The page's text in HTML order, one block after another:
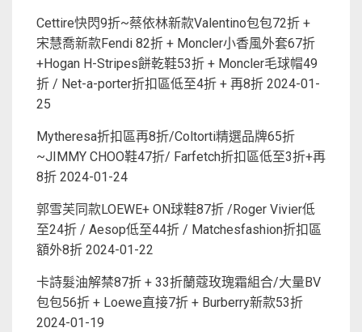
Cettire快閃9折~蔡依林新款Valentino包包72折 +
宋慧喬新款Fendi 82折 + Moncler小香風外套67折
+Hogan H-Stripes餅乾鞋53折 + Moncler毛球帽49
折 / Net-a-porter折扣區低至4折 + 再8折 2024-01-
25
Mytheresa折扣區再8折/Coltorti精選品牌65折
~JIMMY CHOO鞋47折/ Farfetch折扣區低至3折+再
8折 2024-01-24
郭雪芙同款LOEWE+ ON球鞋87折 /Roger Vivier低
至24折 / Aesop低至44折 / Matchesfashion折扣區
額外8折 2024-01-22
卡詩髮油解禁87折 + 33折蘭蔻玫瑰霜組合/大量BV
包包56折 + Loewe直接7折 + Burberry新款53折
2024-01-19